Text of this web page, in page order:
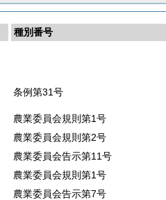
種別番号
条例第31号
農業委員会規則第1号
農業委員会規則第2号
農業委員会告示第11号
農業委員会規則第1号
農業委員会告示第7号